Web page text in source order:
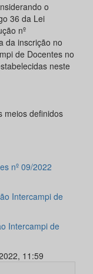
o
36 da Lei
nº
da inscrição no
de Docentes no
neste
meios definidos
nº 09/2022
Intercampi de
Intercampi de
11:59